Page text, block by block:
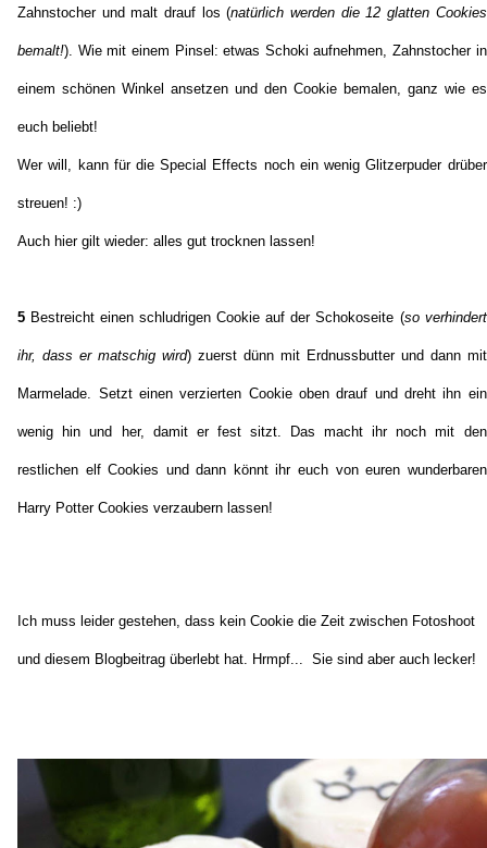
Zahnstocher und malt drauf los (natürlich werden die 12 glatten Cookies
bemalt!). Wie mit einem Pinsel: etwas Schoki aufnehmen, Zahnstocher in
einem schönen Winkel ansetzen und den Cookie bemalen, ganz wie es
euch beliebt!
Wer will, kann für die Special Effects noch ein wenig Glitzerpuder drüber
streuen! :)
Auch hier gilt wieder: alles gut trocknen lassen!
5 Bestreicht einen schludrigen Cookie auf der Schokoseite (so verhindert
ihr, dass er matschig wird) zuerst dünn mit Erdnussbutter und dann mit
Marmelade. Setzt einen verzierten Cookie oben drauf und dreht ihn ein
wenig hin und her, damit er fest sitzt. Das macht ihr noch mit den
restlichen elf Cookies und dann könnt ihr euch von euren wunderbaren
Harry Potter Cookies verzaubern lassen!
Ich muss leider gestehen, dass kein Cookie die Zeit zwischen Fotoshoot
und diesem Blogbeitrag überlebt hat. Hrmpf... Sie sind aber auch lecker!